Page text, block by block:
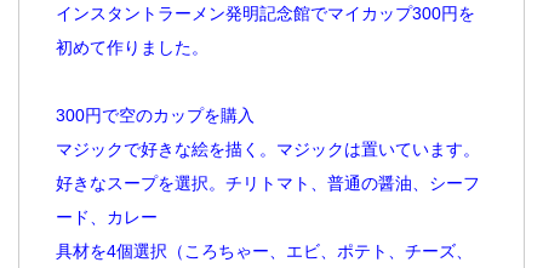
インスタントラーメン発明記念館でマイカップ300円を
初めて作りました。
300円で空のカップを購入
マジックで好きな絵を描く。マジックは置いています。
好きなスープを選択。チリトマト、普通の醤油、シーフ
ード、カレー
具材を4個選択（ころちゃー、エビ、ポテト、チーズ、